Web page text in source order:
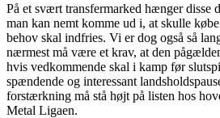
På et svært transfermarked hænger disse
man kan nemt komme ud i, at skulle
behov skal indfries. Vi er dog også så
nærmest må være et krav, at den
hvis vedkommende skal i kamp før
spændende og interessant
forstærkning må stå højt på listen hos
Metal Ligaen.